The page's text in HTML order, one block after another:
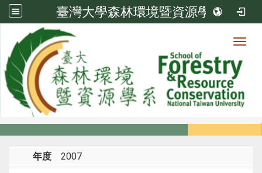
臺灣大學森林環境暨資源學系
系所成員
系所成員
年度 2007